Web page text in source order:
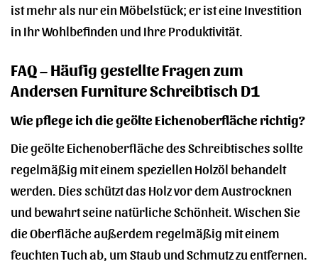
ist mehr als nur ein Möbelstück; er ist eine Investition
in Ihr Wohlbefinden und Ihre Produktivität.
FAQ – Häufig gestellte Fragen zum
Andersen Furniture Schreibtisch D1
Wie pflege ich die geölte Eichenoberfläche richtig?
Die geölte Eichenoberfläche des Schreibtisches sollte
regelmäßig mit einem speziellen Holzöl behandelt
werden. Dies schützt das Holz vor dem Austrocknen
und bewahrt seine natürliche Schönheit. Wischen Sie
die Oberfläche außerdem regelmäßig mit einem
feuchten Tuch ab, um Staub und Schmutz zu entfernen.